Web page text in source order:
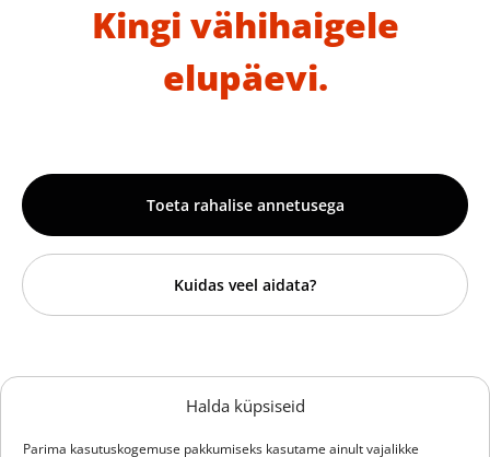
Halda küpsiseid
Parima kasutuskogemuse pakkumiseks kasutame ainult vajalikke
Kingi vähihaigele
elupäevi.
Toeta rahalise annetusega
Kuidas veel aidata?
Sihtasutus Hille Tänavsuu